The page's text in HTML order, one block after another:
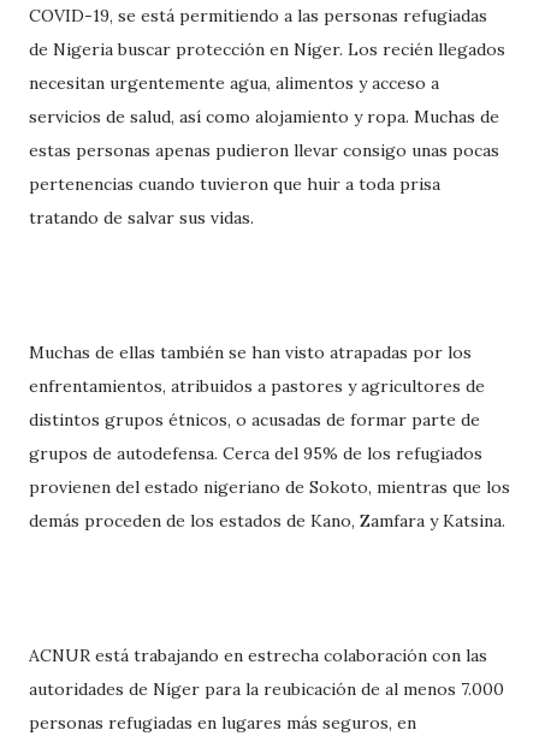
COVID-19, se está permitiendo a las personas refugiadas
de Nigeria buscar protección en Níger. Los recién llegados
necesitan urgentemente agua, alimentos y acceso a
servicios de salud, así como alojamiento y ropa. Muchas de
estas personas apenas pudieron llevar consigo unas pocas
pertenencias cuando tuvieron que huir a toda prisa
tratando de salvar sus vidas.
Muchas de ellas también se han visto atrapadas por los
enfrentamientos, atribuidos a pastores y agricultores de
distintos grupos étnicos, o acusadas de formar parte de
grupos de autodefensa. Cerca del 95% de los refugiados
provienen del estado nigeriano de Sokoto, mientras que los
demás proceden de los estados de Kano, Zamfara y Katsina.
ACNUR está trabajando en estrecha colaboración con las
autoridades de Níger para la reubicación de al menos 7.000
personas refugiadas en lugares más seguros, en